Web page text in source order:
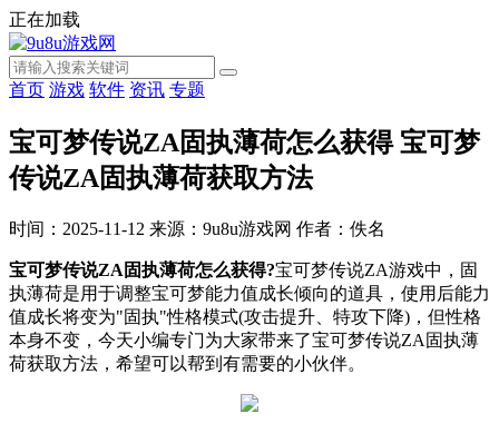
正在加载
首页 游戏 软件 资讯 专题
宝可梦传说ZA固执薄荷怎么获得 宝可梦
传说ZA固执薄荷获取方法
时间：2025-11-12 来源：9u8u游戏网 作者：佚名
宝可梦传说ZA固执薄荷怎么获得?宝可梦传说ZA游戏中，固
执薄荷是用于调整宝可梦能力值成长倾向的道具，使用后能力
值成长将变为"固执"性格模式(攻击提升、特攻下降)，但性格
本身不变，今天小编专门为大家带来了宝可梦传说ZA固执薄
荷获取方法，希望可以帮到有需要的小伙伴。